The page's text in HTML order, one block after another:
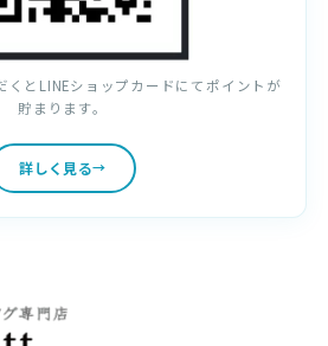
くとLINEショップカードにてポイントが
貯まります。
詳しく見る